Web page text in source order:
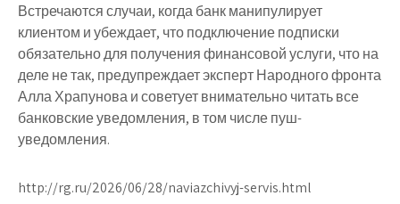
Встречаются случаи, когда банк манипулирует
клиентом и убеждает, что подключение подписки
обязательно для получения финансовой услуги, что на
деле не так, предупреждает эксперт Народного фронта
Алла Храпунова и советует внимательно читать все
банковские уведомления, в том числе пуш-
уведомления.
http://rg.ru/2026/06/28/naviazchivyj-servis.html